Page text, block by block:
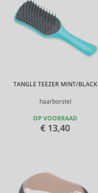
TANGLE TEEZER MINT/BLACK
haarborstel
OP VOORRAAD
€ 13,40